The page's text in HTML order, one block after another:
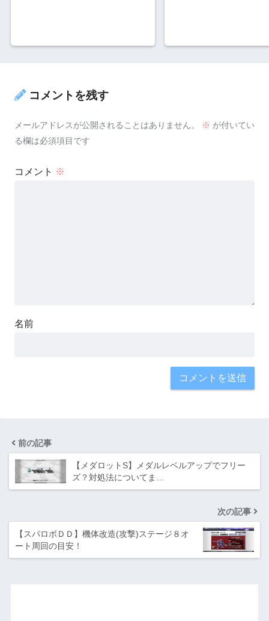
コメントを残す
メールアドレスが公開されることはありません。 ※ が付いてい
る欄は必須項目です
コメント ※
名前
前の記事
【メダロットS】メダルレベルアップでフリー
ズ？対処法についてま…
次の記事
【スパロボＤＤ】機体改造(攻撃)ステージ８オ
ート周回の目安！